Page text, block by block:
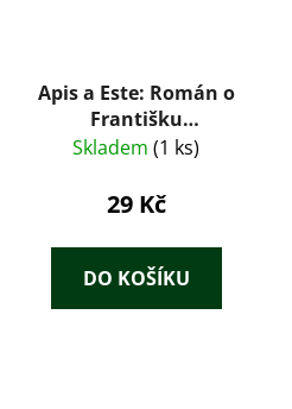
Apis a Este: Román o
Františku
Ferdinandovi - Bruno
Skladem (1 ks)
29 Kč
DO KOŠÍKU